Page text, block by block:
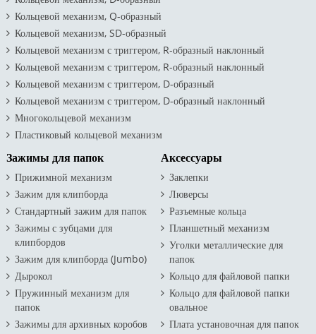
Кольцевой механизм, Q-образный
Кольцевой механизм, SD-образный
Кольцевой механизм с триггером, R-образный наклонный
Кольцевой механизм с триггером, R-образный наклонный
Кольцевой механизм с триггером, D-образный
Кольцевой механизм с триггером, D-образный наклонный
Многокольцевой механизм
Пластиковый кольцевой механизм
Зажимы для папок
Прижимной механизм
Зажим для клипборда
Стандартный зажим для папок
Зажимы с зубцами для
клипбордов
Зажим для клипборда (Jumbo)
Дырокол
Пружинный механизм для
папок
Зажимы для архивных коробов
Аксессуары
Заклепки
Люверсы
Разъемные кольца
Планшетный механизм
Уголки металлические для
папок
Кольцо для файловой папки
Кольцо для файловой папки
овальное
Плата установочная для папок